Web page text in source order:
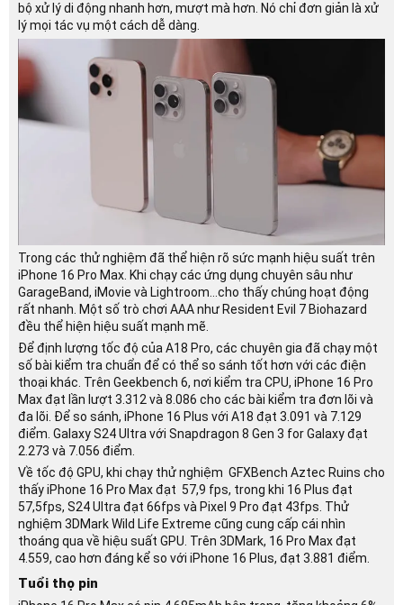
bộ xử lý di động nhanh hơn, mượt mà hơn. Nó chỉ đơn giản là xử
lý mọi tác vụ một cách dễ dàng.
Trong các thử nghiệm đã thể hiện rõ sức mạnh hiệu suất trên
iPhone 16 Pro Max. Khi chạy các ứng dụng chuyên sâu như
GarageBand, iMovie và Lightroom…cho thấy chúng hoạt động
rất nhanh. Một số trò chơi AAA như Resident Evil 7 Biohazard
đều thể hiện hiệu suất mạnh mẽ.
Để định lượng tốc độ của A18 Pro, các chuyên gia đã chạy một
số bài kiểm tra chuẩn để có thể so sánh tốt hơn với các điện
thoại khác. Trên Geekbench 6, nơi kiểm tra CPU, iPhone 16 Pro
Max đạt lần lượt 3.312 và 8.086 cho các bài kiểm tra đơn lõi và
đa lõi. Để so sánh, iPhone 16 Plus với A18 đạt 3.091 và 7.129
điểm. Galaxy S24 Ultra với Snapdragon 8 Gen 3 for Galaxy đạt
2.273 và 7.056 điểm.
Về tốc độ GPU, khi chạy thử nghiệm GFXBench Aztec Ruins cho
thấy iPhone 16 Pro Max đạt 57,9 fps, trong khi 16 Plus đạt
57,5fps, S24 Ultra đạt 66fps và Pixel 9 Pro đạt 43fps. Thử
nghiệm 3DMark Wild Life Extreme cũng cung cấp cái nhìn
thoáng qua về hiệu suất GPU. Trên 3DMark, 16 Pro Max đạt
4.559, cao hơn đáng kể so với iPhone 16 Plus, đạt 3.881 điểm.
Tuổi thọ pin